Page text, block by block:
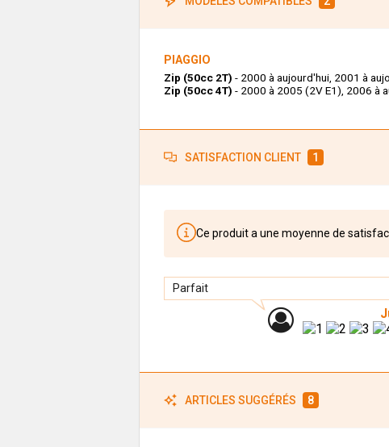
PIAGGIO
Zip (50cc 2T) - 2000 à aujourd'hui, 2001 à
Zip (50cc 4T) - 2000 à 2005 (2V E1), 2006 à
SATISFACTION CLIENT 1
Ce produit a une moyenne de
Parfait
ARTICLES SUGGÉRÉS 8